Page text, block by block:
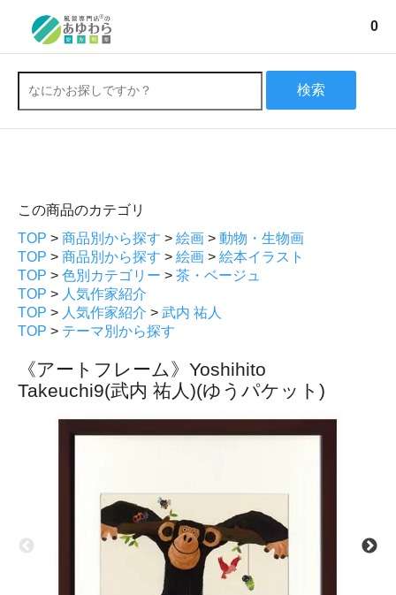
0
検索
この商品のカテゴリ
TOP > 商品別から探す > 絵画 > 動物・生物画
TOP > 商品別から探す > 絵画 > 絵本イラスト
TOP > 色別カテゴリー > 茶・ベージュ
TOP > 人気作家紹介
TOP > 人気作家紹介 > 武内 祐人
TOP > テーマ別から探す
《アートフレーム》Yoshihito
Takeuchi9(武内 祐人)(ゆうパケット)